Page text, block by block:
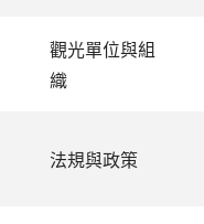
觀光單位與組
織
法規與政策